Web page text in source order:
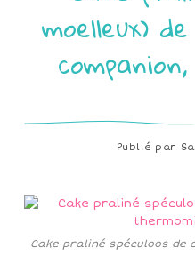
moelleux)
Publié par
Cake praliné spéculoos